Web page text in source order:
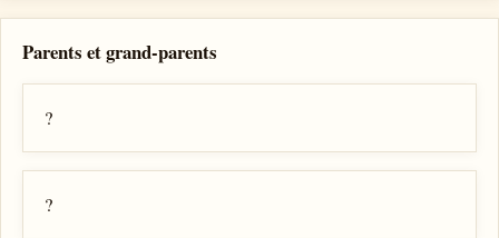
Parents et grand-parents
?
?